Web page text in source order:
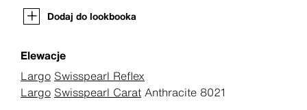
Dodaj do lookbooka
Elewacje
Largo Swisspearl Reflex
Largo Swisspearl Carat Anthracite 8021